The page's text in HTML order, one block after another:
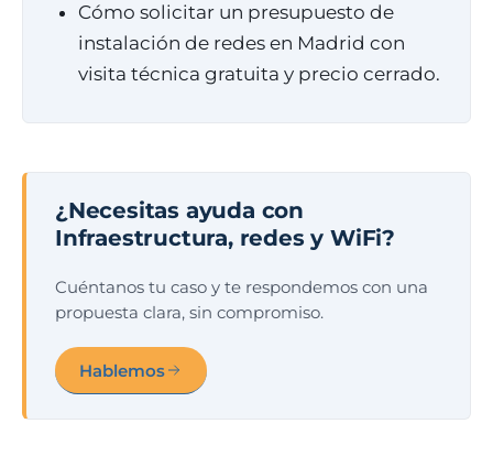
Cómo solicitar un presupuesto de
instalación de redes en Madrid con
visita técnica gratuita y precio cerrado.
¿Necesitas ayuda con
Infraestructura, redes y WiFi?
Cuéntanos tu caso y te respondemos con una
propuesta clara, sin compromiso.
Hablemos